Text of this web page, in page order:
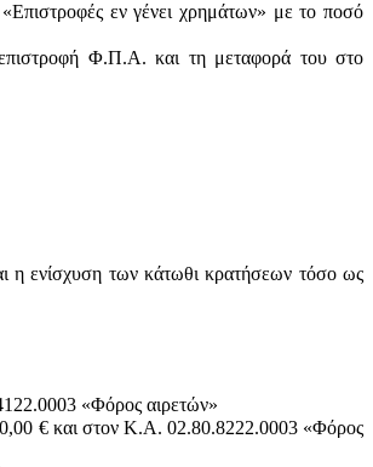
εν γένει χρημάτων» με το ποσό
Φ.Π.Α. και τη μεταφορά του στο
η ενίσχυση των κάτωθι κρατήσεων τόσο ως
«Φόρος αιρετών»
€ και στον Κ.Α. 02.80.8222.0003 «Φόρος